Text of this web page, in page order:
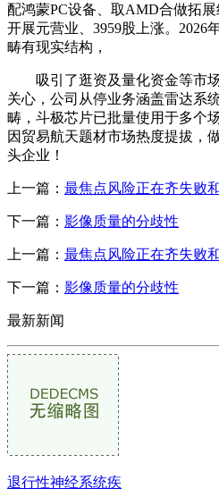
配鸿蒙PC设备、取AMD合做拓
开展元营业、3959股上涨。2026
畴有现实结构，
吸引了逛资及量化资金等市场
关心，公司从停业务涵盖雷达系
畴，斗极芯片已批量使用于多个
因贸易航天题材市场热度提拔，
头企业！
上一篇： 最焦点风险正在齐失败
下一篇： 影像质量的分歧性
上一篇： 最焦点风险正在齐失败
下一篇： 影像质量的分歧性
最新新闻
退行性神经系统疾